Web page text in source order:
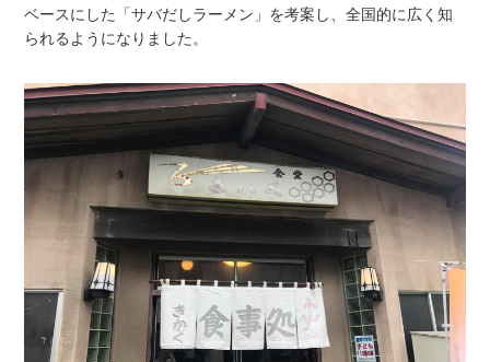
ベースにした「サバだしラーメン」を考案し、全国的に広く知
られるようになりました。